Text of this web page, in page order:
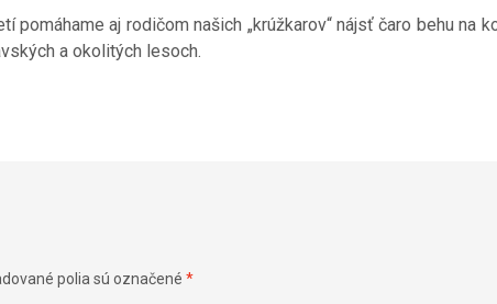
pomáhame aj rodičom našich „krúžkarov“ nájsť čaro behu na
a okolitých lesoch.
polia sú označené*